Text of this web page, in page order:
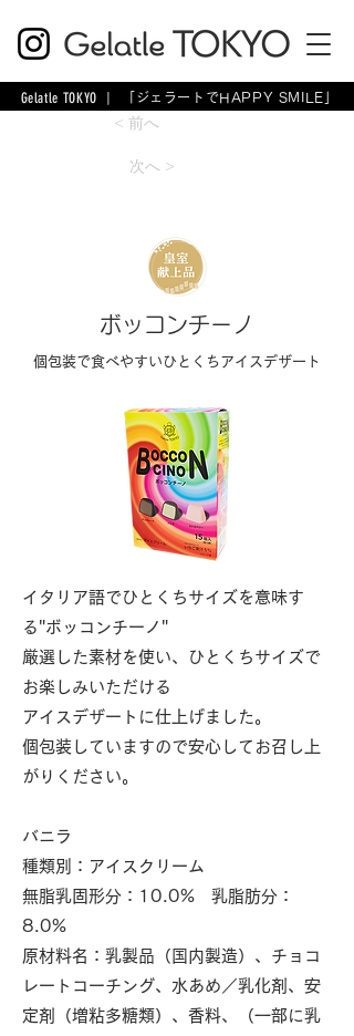
Gelatle TOKYO | 「ジェラートでHAPPY SMILE」
< 前へ
次へ >
ボッコンチーノ
個包装で食べやすいひとくちアイスデザート
イタリア語でひとくちサイズを意味す
る"ボッコンチーノ"
厳選した素材を使い、ひとくちサイズで
お楽しみいただける
アイスデザートに仕上げました。
個包装していますので安心してお召し上
がりください。
バニラ
種類別：アイスクリーム
無脂乳固形分：10.0% 乳脂肪分：
8.0%
原材料名：乳製品（国内製造）、チョコ
レートコーチング、水あめ／乳化剤、安
定剤（増粘多糖類）、香料、（一部に乳